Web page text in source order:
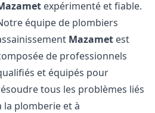
expérimenté et fiable.
équipe de plombiers
Mazamet est
de professionnels
et équipés pour
tous les problèmes liés
la plomberie et à